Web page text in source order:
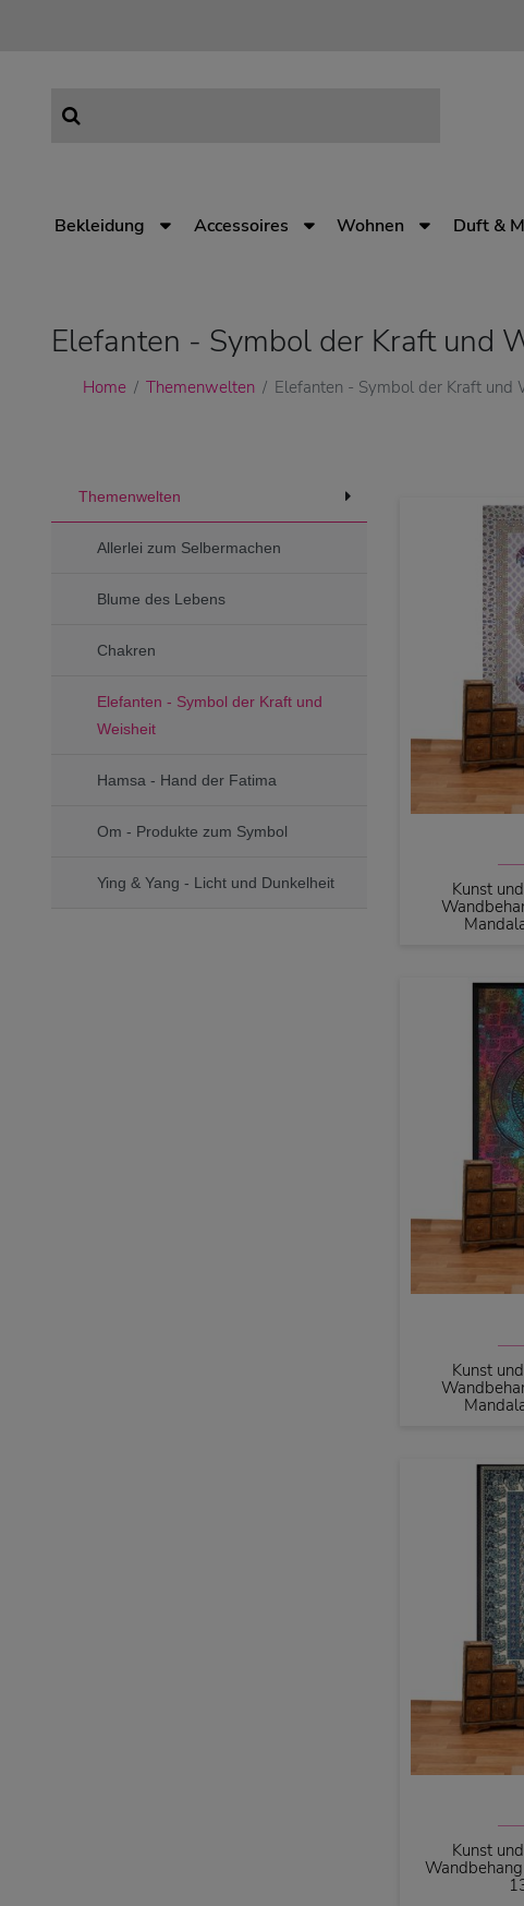
Bekleidung Accessoires Wohnen Duft &
Elefanten - Symbol der Kraft und
Home Themenwelten Elefanten - Symbol der Kraft und
Themenwelten
Allerlei zum Selbermachen
Blume des Lebens
Chakren
Elefanten - Symbol der Kraft und
Weisheit
Hamsa - Hand der Fatima
Om - Produkte zum Symbol
Ying & Yang - Licht und Dunkelheit
Kunst
Kunst
Kunst